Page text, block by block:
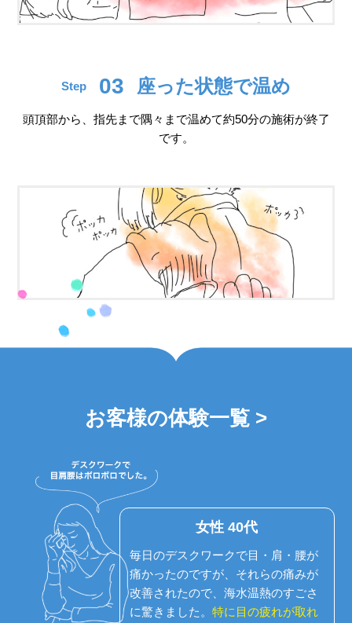
Step 03 座った状態で温め
頭頂部から、指先まで隅々まで温めて約50分の施術が終了
です。
お客様の体験一覧 >
女性 40代
毎日のデスクワークで目・肩・腰が
痛かったのですが、それらの痛みが
改善されたので、海水温熱のすごさ
に驚きました。特に目の疲れが取れ